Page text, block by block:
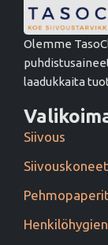
Olemme
laadukkaita
Siivous
Pehmopaperit